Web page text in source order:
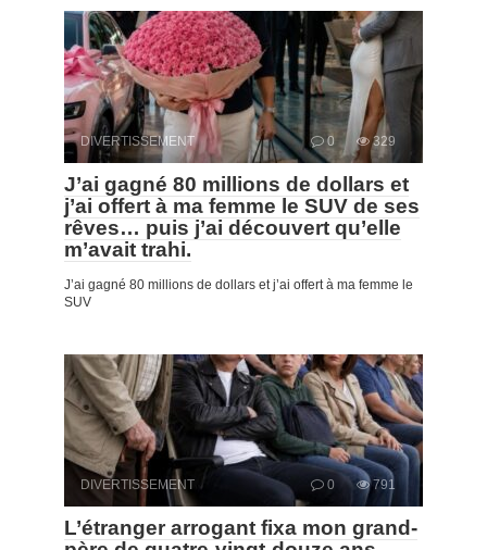
DIVERTISSEMENT 0 329
J’ai gagné 80 millions de dollars et
j’ai offert à ma femme le SUV de ses
rêves… puis j’ai découvert qu’elle
m’avait trahi.
J’ai gagné 80 millions de dollars et j’ai offert à ma femme le
SUV
DIVERTISSEMENT 0 791
L’étranger arrogant fixa mon grand-